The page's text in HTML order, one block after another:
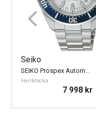
Seiko
Herrklocka
SEIKO Prospex Automatic Divers 41.5mm 145th Annive
7 998 kr